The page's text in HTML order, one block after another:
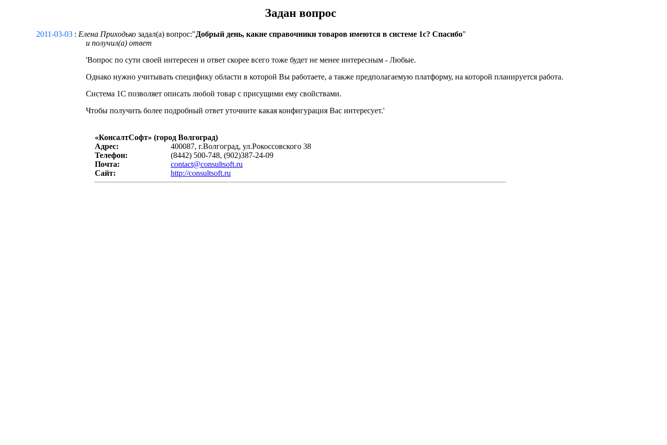
Задан вопрос
2011-03-03: Елена Приходькозадал(а) вопрос:"Добрый день, какие справочники товаров имеются в системе 1с? Спасибо"
и получил(a) ответ
'Вопрос по сути своей интересен и ответ скорее всего тоже будет не менее интересным - Любые.
Однако нужно учитывать специфику области в которой Вы работаете, а также предполагаемую платформу, на которой планируется работа.
Система 1С позволяет описать любой товар с присущими ему свойствами.
Чтобы получить более подробный ответ уточните какая конфигурация Вас интересует.'
«КонсалтСофт» (город Волгоград)
Адрес:
400087, г.Волгоград, ул.Рокоссовского 38
Телефон:
(8442) 500-748, (902)387-24-09
Почта:
contact@consultsoft.ru
Сайт:
http://consultsoft.ru